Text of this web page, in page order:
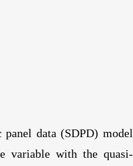
data (SDPD) model
variable with the quasi-